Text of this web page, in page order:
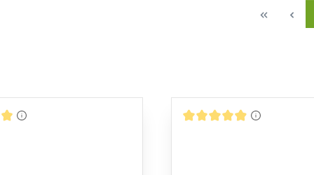
Bewertung von 4.92 von 5 SternenDurchschnittliche